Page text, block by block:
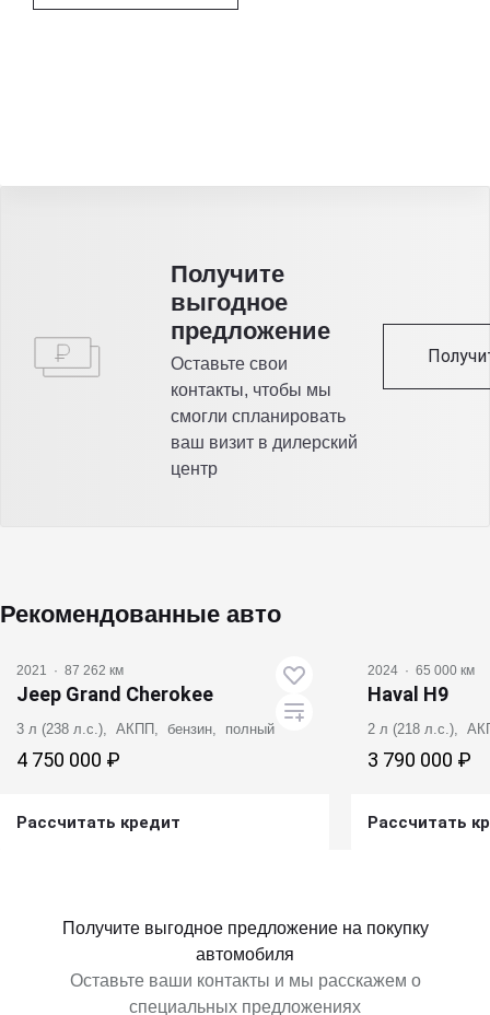
Получитe
выгодное
предложение
Оставьте свои
контакты, чтобы мы
смогли спланировать
ваш визит в дилерский
центр
Рекомендованные авто
2021 · 87 262 км
Jeep Grand Cherokee
3 л (238 л.с.), АКПП, бензин, полный
4 750 000 ₽
Рассчитать кредит
2024 · 65 000 км
Haval H9
2 л (218 л.с.),
3 790 000 ₽
Рассчитать
Получите выгодное предложение на покупку
автомобиля
Оставьте ваши контакты и мы расскажем о
специальных предложениях